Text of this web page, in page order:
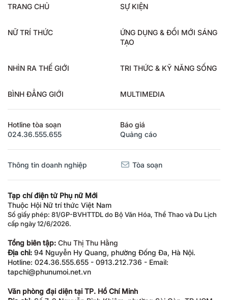
TRANG CHỦ SỰ KIỆN
NỮ TRÍ THỨC
ỨNG DỤNG & ĐỔI MỚI SÁNG
TẠO
NHÌN RA THẾ GIỚI TRI THỨC & KỸ NĂNG SỐNG
BÌNH ĐẲNG GIỚI MULTIMEDIA
Hotline tòa soạn
024.36.555.655
Báo giá
Quảng cáo
Thông tin doanh nghiệp Tòa soạn
Tạp chí điện tử Phụ nữ Mới
Thuộc Hội Nữ trí thức Việt Nam
Số giấy phép: 81/GP-BVHTTDL do Bộ Văn Hóa, Thể Thao và Du Lịch
cấp ngày 12/6/2026.
Tổng biên tập: Chu Thị Thu Hằng
Địa chỉ: 94 Nguyễn Hy Quang, phường Đống Đa, Hà Nội.
Hotline: 024.36.555.655 - 0913.212.736 - Email:
tapchi@phunumoi.net.vn
Văn phòng đại diện tại TP. Hồ Chí Minh